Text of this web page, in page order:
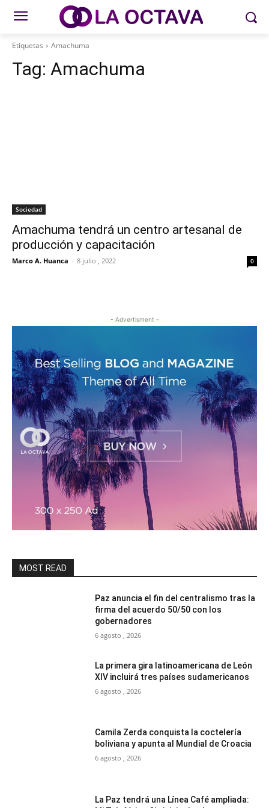
Etiquetas Amachuma
Tag: Amachuma
Sociedad
Amachuma tendrá un centro artesanal de
producción y capacitación
Marco A. Huanca - 8 julio , 2022 0
- Advertisment -
MOST READ
Paz anuncia el fin del centralismo tras la
firma del acuerdo 50/50 con los
gobernadores
6 agosto , 2026
La primera gira latinoamericana de León
XIV incluirá tres países sudamericanos
6 agosto , 2026
Camila Zerda conquista la coctelería
boliviana y apunta al Mundial de Croacia
6 agosto , 2026
La Paz tendrá una Línea Café ampliada: